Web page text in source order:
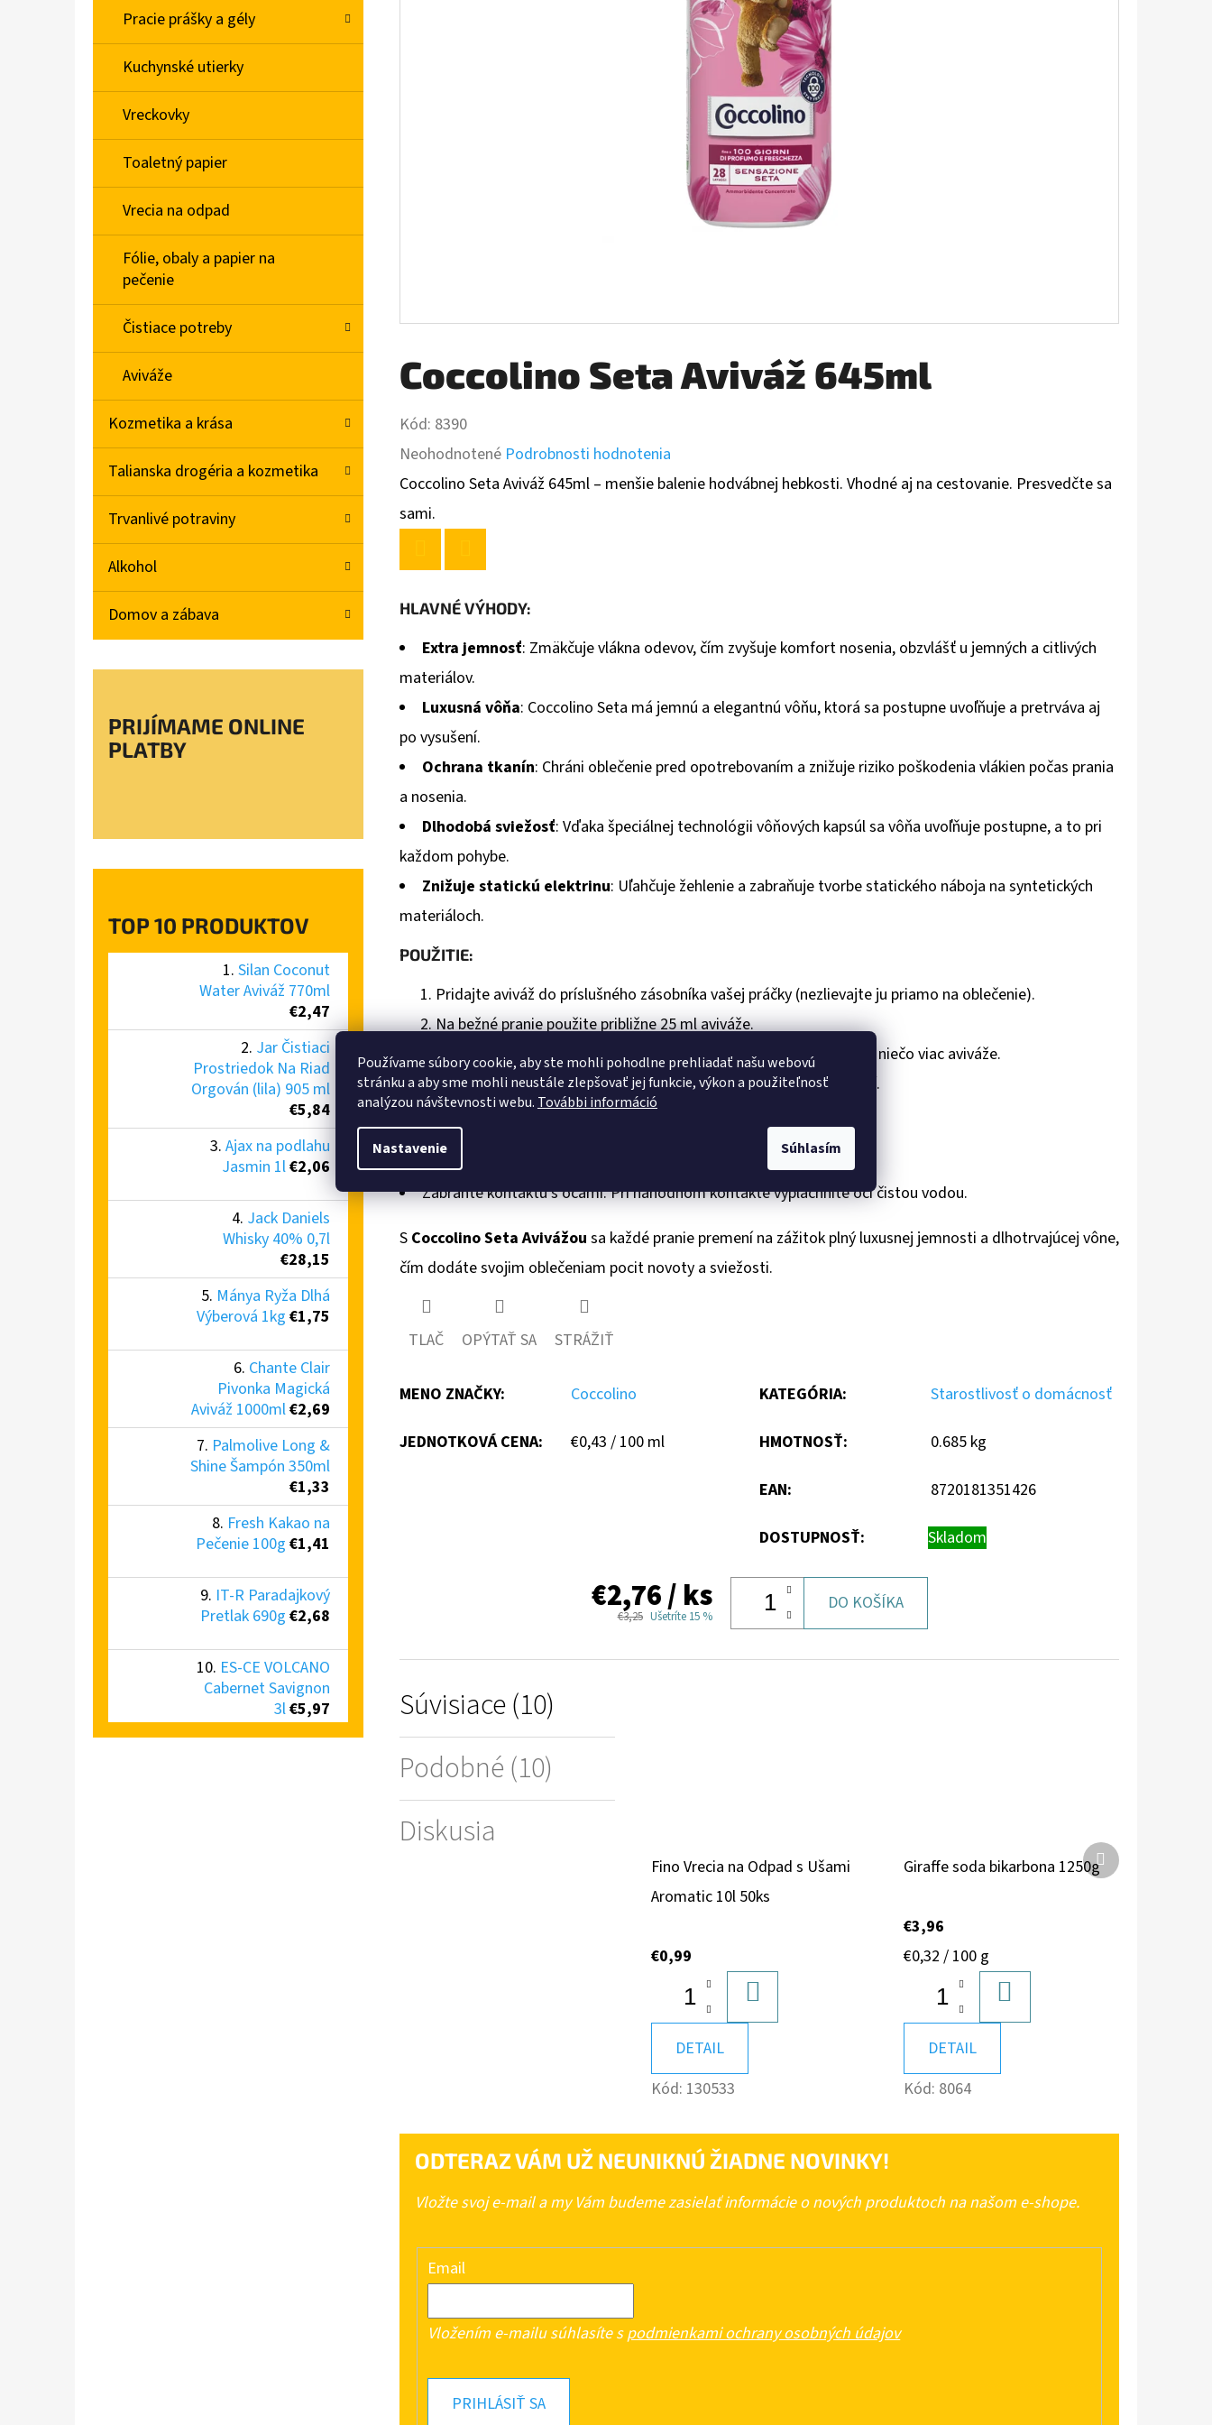
Používame súbory cookie, aby ste mohli pohodlne prehliadať našu webovú
stránku a aby sme mohli neustále zlepšovať jej funkcie, výkon a použiteľnosť
analýzou návštevnosti webu. További információ
Nastavenie Súhlasím
Pracie prášky a gély
Kuchynské utierky
Vreckovky
Toaletný papier
Vrecia na odpad
Fólie, obaly a papier na
pečenie
Čistiace potreby
Aviváže
Kozmetika a krása
Talianska drogéria a kozmetika
Trvanlivé potraviny
Alkohol
Domov a zábava
PRIJÍMAME ONLINE
PLATBY
TOP 10 PRODUKTOV
Silan Coconut
Water Aviváž 770ml
€2,47
Jar Čistiaci
Prostriedok Na Riad
Orgován (lila) 905 ml
€5,84
Ajax na podlahu
Jasmin 1l€2,06
Jack Daniels
Whisky 40% 0,7l
€28,15
Mánya Ryža Dlhá
Výberová 1kg €1,75
Chante Clair
Pivonka Magická
Aviváž 1000ml€2,69
Palmolive Long &
Shine Šampón 350ml
€1,33
Fresh Kakao na
Pečenie 100g €1,41
IT-R Paradajkový
Pretlak 690g €2,68
ES-CE VOLCANO
Cabernet Savignon
3l€5,97
Coccolino Seta Aviváž 645ml
Kód: 8390
Priemerné
hodnotenie
produktu
0,0
z
hviezdičiek.
Neohodnotené Podrobnosti hodnotenia
Coccolino Seta Aviváž 645ml – menšie balenie hodvábnej hebkosti. Vhodné aj na cestovanie. Presvedčte sa
sami.
HLAVNÉ VÝHODY:
Extra jemnosť: Zmäkčuje vlákna odevov, čím zvyšuje komfort nosenia, obzvlášť u jemných a citlivých
materiálov.
Luxusná vôňa: Coccolino Seta má jemnú a elegantnú vôňu, ktorá sa postupne uvoľňuje a pretrváva aj
po vysušení.
Ochrana tkanín: Chráni oblečenie pred opotrebovaním a znižuje riziko poškodenia vlákien počas prania
a nosenia.
Dlhodobá sviežosť: Vďaka špeciálnej technológii vôňových kapsúl sa vôňa uvoľňuje postupne, a to pri
každom pohybe.
Znižuje statickú elektrinu: Uľahčuje žehlenie a zabraňuje tvorbe statického náboja na syntetických
materiáloch.
POUŽITIE:
Pridajte aviváž do príslušného zásobníka vašej práčky (nezlievajte ju priamo na oblečenie).
Na bežné pranie použite približne 25 ml aviváže.
Pre extra jemnosť alebo väčšie množstvo prádla môžete použiť o niečo viac aviváže.
Vychutnajte si výslednú jemnosť a príjemnú vôňu po každom praní.
BEZPEČNOSTNÉ UPOZORNENIA:
Uchovávajte mimo dosahu detí.
Zabráňte kontaktu s očami. Pri náhodnom kontakte vypláchnite oči čistou vodou.
S Coccolino Seta Avivážou sa každé pranie premení na zážitok plný luxusnej jemnosti a dlhotrvajúcej vône,
čím dodáte svojim oblečeniam pocit novoty a sviežosti.
TLAČ OPÝTAŤ SA STRÁŽIŤ
MENO ZNAČKY: Coccolino
JEDNOTKOVÁ CENA:
Jednotková
€0,43 / 100 ml
KATEGÓRIA: Starostlivosť o domácnosť
HMOTNOSŤ: 0.685 kg
EAN: 8720181351426
DOSTUPNOSŤ: Skladom
€2,76/ ks
€3,25 Ušetríte 15 %
DO KOŠÍKA
Súvisiace (10)
Podobné (10)
Diskusia
Fino Vrecia na Odpad s Ušami
Aromatic 10l 50ks
€0,99
KOŠÍKA
DETAIL
Kód: 130533
Giraffe soda bikarbona 1250g
€3,96
Jednotková
€0,32 / 100 g
KOŠÍKA
DETAIL
Kód: 8064
Ďalší
produkt
ODTERAZ VÁM UŽ NEUNIKNÚ ŽIADNE NOVINKY!
Vložte svoj e-mail a my Vám budeme zasielať informácie o nových produktoch na našom e-shope.
Email
Vložením e-mailu súhlasíte spodmienkami ochrany osobných údajov
PRIHLÁSIŤ SA
SILAN COCONUT WATER AVIVÁŽ 770ML
€2,47
AJAX NA PODLAHU JASMIN 1L
€2,06